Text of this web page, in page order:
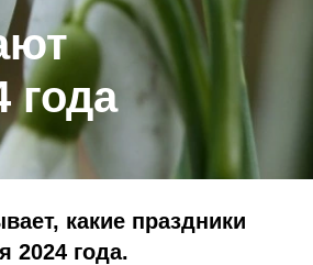
года
какие праздники
2024 года.